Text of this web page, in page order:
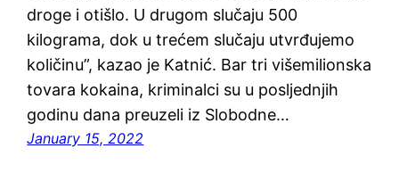
droge i otišlo. U drugom slučaju 500
kilograma, dok u trećem slučaju utvrđujemo
količinu”, kazao je Katnić. Bar tri višemilionska
tovara kokaina, kriminalci su u posljednjih
godinu dana preuzeli iz Slobodne…
January 15, 2022